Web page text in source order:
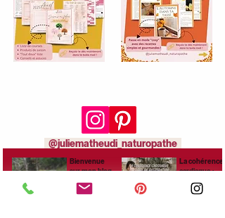
@juliematheudi_naturopathe
Bienvenue
sur mon blog
de
naturopathie,
La cohérence
cardiaque :
exercice de
respiration.